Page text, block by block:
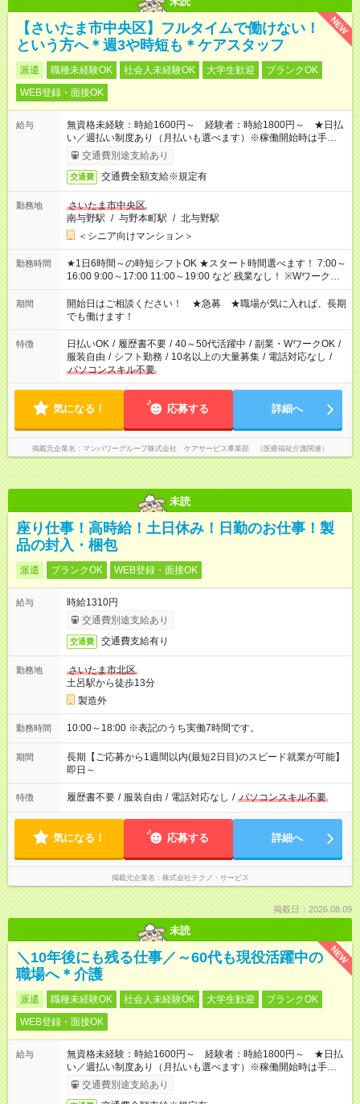
NEW
【さいたま市中央区】フルタイムで働けない！
という方へ＊週3や時短も＊ケアスタッフ
派遣 職種未経験OK 社会人未経験OK 大学生歓迎
ブランクOK
WEB登録・面接OK
給与
無資格未経験：時給1600円～ 経験者：時給1800円～ ★日払
い／週払い制度あり（月払いも選べます）※稼働開始時は手続き
完了次第のお支払いとなります。
交通費別途支給あり
交通費 交通費全額支給※規定有
勤務地
さいたま市中央区
南与野駅 / 与野本町駅 / 北与野駅
＜シニア向けマンション＞
勤務時間
★1日6時間～の時短シフトOK ★スタート時間選べます！ 7:00～
16:00 9:00～17:00 11:00～19:00 など 残業なし！ ※Wワークの
場合、他のお仕事と合わせ週40時間超の就業はご案内できませ
ん ※法令に基づき、週20時間以上勤務は社会保険への加入対象
となります ※労働者派遣法（日雇い派遣の原則禁止）により、
短時間・短期間の就業はご案内が難しい場合があります
期間
開始日はご相談ください！ ★急募 ★職場が気に入れば、長期
でも働けます！
特徴 日払いOK / 履歴書不要 / 40～50代活躍中 / 副業・WワークOK /
服装自由 / シフト勤務 / 10名以上の大量募集 / 電話対応なし /
パソコンスキル不要
気になる！ 応募する 詳細へ
掲載元企業名 マンパワーグループ株式会社 ケアサービス事業部 （医療福祉介護関連）
未読
座り仕事！高時給！土日休み！日勤のお仕事！製
品の封入・梱包
派遣 ブランクOK WEB登録・面接OK
給与
時給1310円
交通費別途支給あり
交通費 交通費支給有り
勤務地
さいたま市北区
土呂駅から徒歩13分
製造外
勤務時間 10:00～18:00 ※表記のうち実働7時間です。
期間
長期【ご応募から1週間以内(最短2日目)のスピード就業が可能】
即日～
特徴 履歴書不要 / 服装自由 / 電話対応なし / パソコンスキル不要
気になる！ 応募する 詳細へ
掲載元企業名 株式会社テクノ・サービス
掲載日：2026.08.09
未読
NEW
＼10年後にも残る仕事／～60代も現役活躍中の
職場へ＊介護
派遣 職種未経験OK 社会人未経験OK 大学生歓迎
ブランクOK
WEB登録・面接OK
給与
無資格未経験：時給1600円～ 経験者：時給1800円～ ★日払
い／週払い制度あり（月払いも選べます）※稼働開始時は手続き
完了次第のお支払いとなります。
交通費別途支給あり